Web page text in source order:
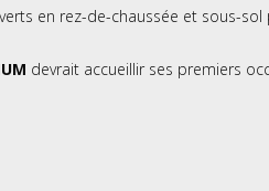
en rez-de-chaussée et sous-
devrait accueillir ses premiers